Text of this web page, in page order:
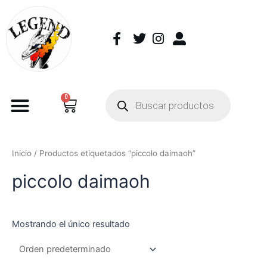
0
Inicio / Productos etiquetados “piccolo daimaoh”
piccolo daimaoh
Mostrando el único resultado